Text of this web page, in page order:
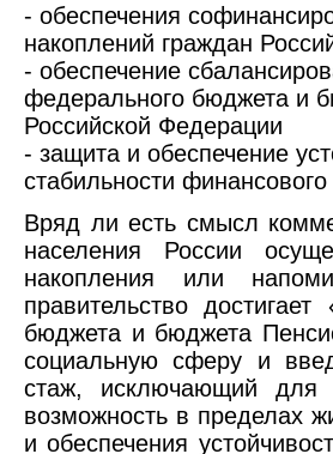
- обеспечения
накоплений граждан
- обеспечение
федерального бюджета и
Российской Федерации
- защита и обеспечение
стабильности
Вряд ли есть смысл
населения России
накопления или
правительство
бюджета и бюджета
социальную сферу и
стаж, исключающий для
возможность в пределах
и обеспечения